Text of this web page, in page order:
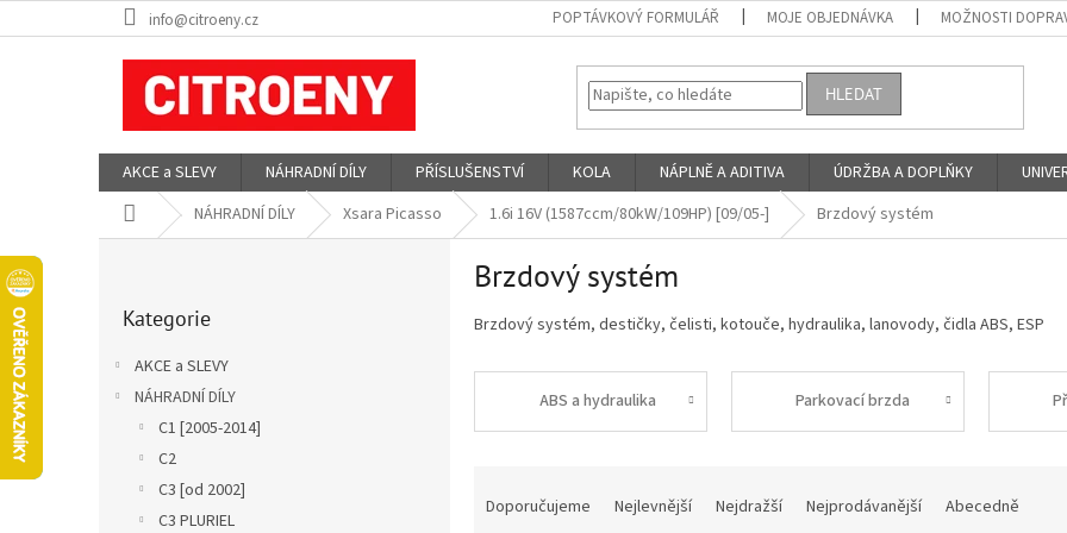
na
info@citroeny.cz POPTÁVKOVÝ FORMULÁŘ MOJE OBJEDNÁVKA MOŽNOSTI
HLEDAT
AKCE a SLEVY NÁHRADNÍ DÍLY PŘÍSLUŠENSTVÍ KOLA NÁPLNĚ A ADITIVA ÚDRŽBA A DOPLŇKY
Domů NÁHRADNÍ DÍLY Xsara Picasso 1.6i 16V (1587ccm/80kW/109HP) [09/05-] Brzdový systém
kategorie
Kategorie
AKCE a SLEVY
NÁHRADNÍ DÍLY
C1 [2005-2014]
C2
C3 [od 2002]
C3 PLURIEL
Brzdový systém
Brzdový systém, destičky, čelisti, kotouče, hydraulika, lanovody, čidla ABS, ESP
ABS a hydraulika Parkovací brzda
Doporučujeme Nejlevnější Nejdražší Nejprodávanější Abecedně